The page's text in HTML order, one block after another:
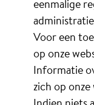
eenmalige
Voor een
op onze
Informatie
zich op